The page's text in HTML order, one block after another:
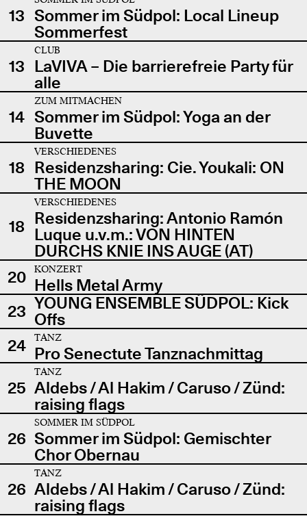
13 Sommer im Südpol: Local Lineup
Sommerfest
13
CLUB
LaVIVA – Die barrierefreie Party für
alle
14
ZUM MITMACHEN
Sommer im Südpol: Yoga an der
Buvette
18
VERSCHIEDENES
Residenzsharing: Cie. Youkali: ON
THE MOON
18
VERSCHIEDENES
Residenzsharing: Antonio Ramón
Luque u.v.m.: VON HINTEN
DURCHS KNIE INS AUGE (AT)
20
KONZERT
Hells Metal Army
23 YOUNG ENSEMBLE SÜDPOL: Kick
Offs
24
TANZ
Pro Senectute Tanznachmittag
25
TANZ
Aldebs / Al Hakim / Caruso / Zünd:
raising flags
26
SOMMER IM SÜDPOL
Sommer im Südpol: Gemischter
Chor Obernau
26
TANZ
Aldebs / Al Hakim / Caruso / Zünd:
raising flags